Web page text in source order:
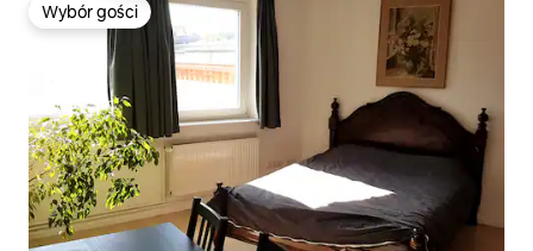
Wybór gości
Wybór gości